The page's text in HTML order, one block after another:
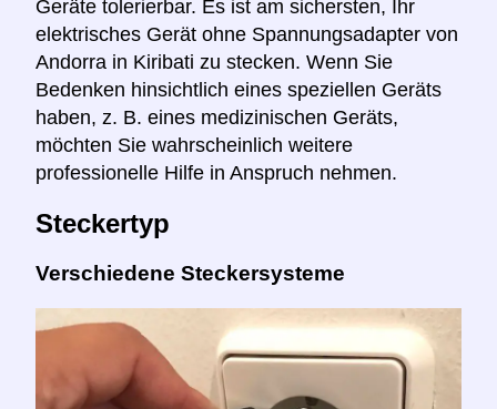
Geräte tolerierbar. Es ist am sichersten, Ihr
elektrisches Gerät ohne Spannungsadapter von
Andorra in Kiribati zu stecken. Wenn Sie
Bedenken hinsichtlich eines speziellen Geräts
haben, z. B. eines medizinischen Geräts,
möchten Sie wahrscheinlich weitere
professionelle Hilfe in Anspruch nehmen.
Steckertyp
Verschiedene Steckersysteme